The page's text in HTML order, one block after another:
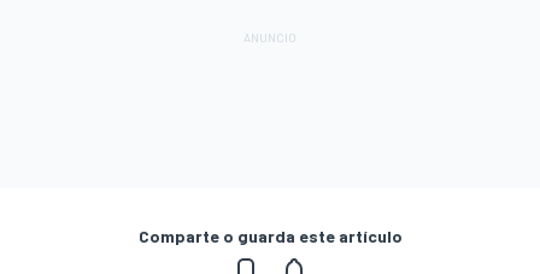
Comparte o guarda este artículo